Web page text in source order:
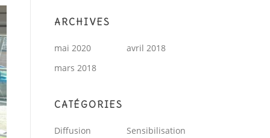
ARCHIVES
mai 2020
avril 2018
mars 2018
CATÉGORIES
Diffusion Sensibilisation